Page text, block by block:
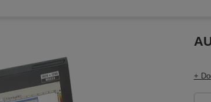
+